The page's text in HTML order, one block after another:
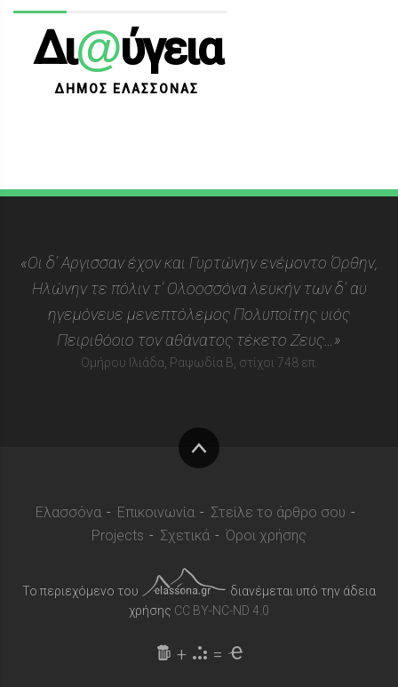
Δι@ύγεια
ΔΗΜΟΣ ΕΛΑΣΣΟΝΑΣ
«Οι δ’ Αργισσαν έχον και Γυρτώνην ενέμοντο Όρθην,
Ηλώνην τε πόλιν τ’ Ολοοσσόνα λευκήν των δ’ αυ
ηγεμόνευε μενεπτόλεμος Πολυποίτης υιός
Πειριθόοιο τον αθάνατος τέκετο Ζευς…»
Ομήρου Ιλιάδα, Ραψωδία Β, στίχοι 748 επ.
Ελασσόνα Επικοινωνία
Στείλε το άρθρο σου
Projects
Σχετικά Όροι χρήσης
Το περιεχόμενο του
διανέμεται υπό την άδεια
χρήσης CC BY-NC-ND 4.0
+ =